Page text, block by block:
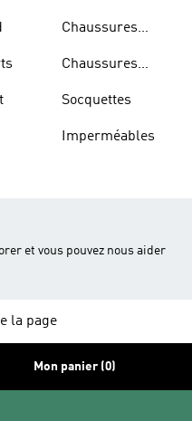
Chaussures
Chaussures
Socquettes
Imperméables
et vous pouvez nous aider
la page
Mon panier (0)